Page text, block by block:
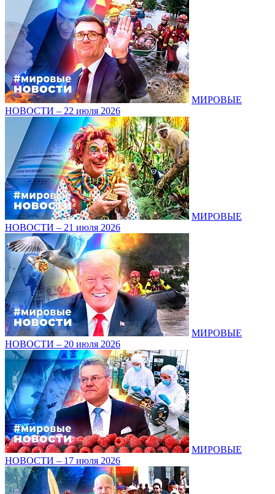
МИРОВЫЕ
НОВОСТИ – 22 июля 2026
МИРОВЫЕ
НОВОСТИ – 21 июля 2026
МИРОВЫЕ
НОВОСТИ – 20 июля 2026
МИРОВЫЕ
НОВОСТИ – 17 июля 2026